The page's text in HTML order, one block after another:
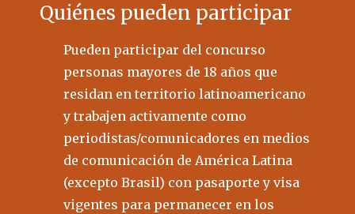
Quiénes pueden participar
Pueden participar del concurso
personas mayores de 18 años que
residan en territorio latinoamericano
y trabajen activamente como
periodistas/comunicadores en medios
de comunicación de América Latina
(excepto Brasil) con pasaporte y visa
vigentes para permanecer en los